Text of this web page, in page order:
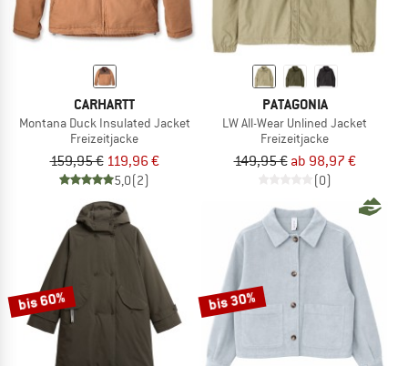
CARHARTT
Montana Duck Insulated Jacket
Freizeitjacke
159,95 € 119,96 €
5,0(2)
PATAGONIA
LW All-Wear Unlined Jacket
Freizeitjacke
149,95 € ab 98,97 €
(0)
bis 60% bis 30%